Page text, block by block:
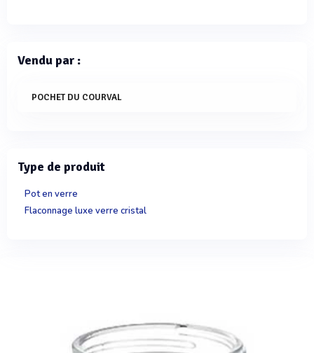
Vendu par :
POCHET DU COURVAL
Type de produit
Pot en verre
Flaconnage luxe verre cristal